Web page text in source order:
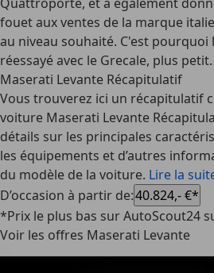
fouet aux ventes de la marque
au niveau souhaité. C'est
réessayé avec le Grecale, plus petit.
Maserati Levante Récapitulatif
Vous trouverez ici un récapitulatif
voiture Maserati Levante
détails sur les principales
les équipements et d’autres
du modèle de la voiture. Lire la
D’occasion à partir de:40.824,- €*
*Prix le plus bas sur AutoScout24
Voir les offres Maserati Levante